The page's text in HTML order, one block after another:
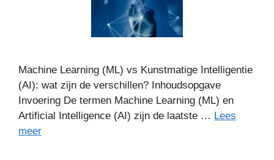
Machine Learning (ML) vs Kunstmatige Intelligentie
(AI): wat zijn de verschillen? Inhoudsopgave
Invoering De termen Machine Learning (ML) en
Artificial Intelligence (AI) zijn de laatste … Lees
meer